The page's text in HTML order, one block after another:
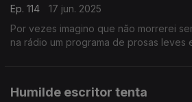
Ep. 114
17 jun. 2025
Por vezes imagino que não morrerei
na rádio um programa de prosas leves
Humilde escritor tenta